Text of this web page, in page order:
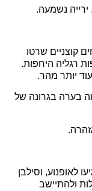
נשמעה.
קוצניים שרטו
רגליה היחפות.
יותר מהר.
בערה בגרונה של
לאופנוע, וסילבן
ולהתיישב